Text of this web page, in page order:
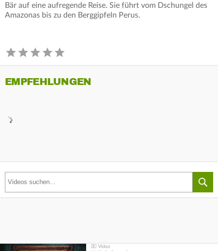
Bär auf eine aufregende Reise. Sie führt vom Dschungel des
Amazonas bis zu den Berggipfeln Perus.
EMPFEHLUNGEN